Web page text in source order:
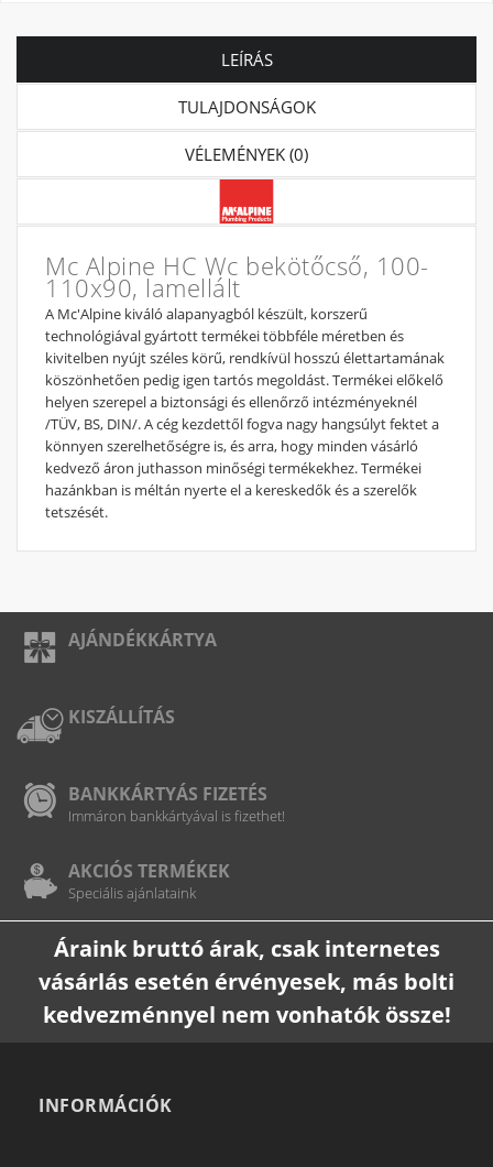
LEÍRÁS
TULAJDONSÁGOK
VÉLEMÉNYEK (0)
Mc Alpine HC Wc bekötőcső, 100-
110x90, lamellált
A Mc'Alpine kiváló alapanyagból készült, korszerű
technológiával gyártott termékei többféle méretben és
kivitelben nyújt széles körű, rendkívül hosszú élettartamának
köszönhetően pedig igen tartós megoldást. Termékei előkelő
helyen szerepel a biztonsági és ellenőrző intézményeknél
/TÜV, BS, DIN/. A cég kezdettől fogva nagy hangsúlyt fektet a
könnyen szerelhetőségre is, és arra, hogy minden vásárló
kedvező áron juthasson minőségi termékekhez. Termékei
hazánkban is méltán nyerte el a kereskedők és a szerelők
tetszését.
AJÁNDÉKKÁRTYA
KISZÁLLÍTÁS
BANKKÁRTYÁS FIZETÉS
Immáron bankkártyával is fizethet!
AKCIÓS TERMÉKEK
Speciális ajánlataink
Áraink bruttó árak, csak internetes
vásárlás esetén érvényesek, más bolti
kedvezménnyel nem vonhatók össze!
INFORMÁCIÓK